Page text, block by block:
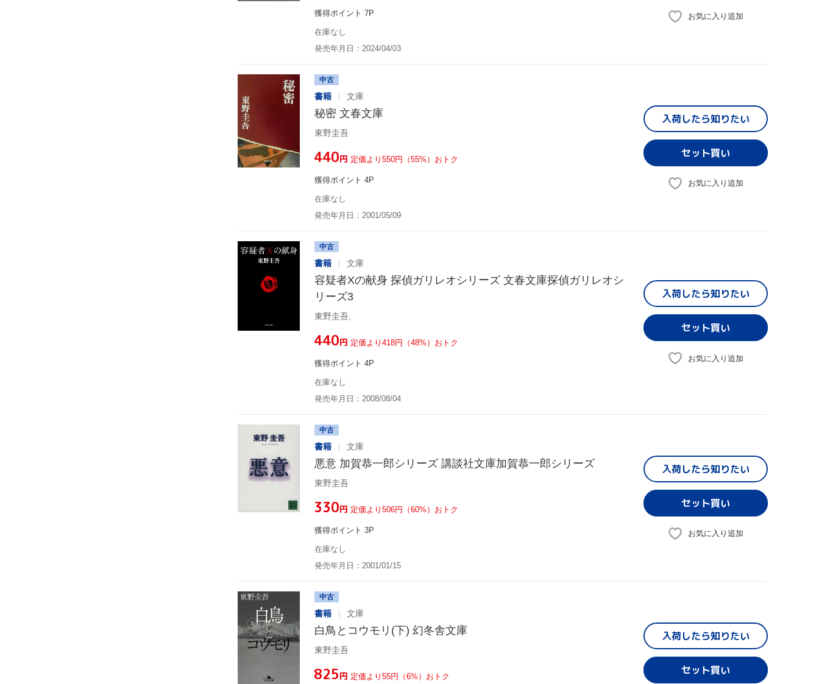
獲得ポイント 7P
在庫なし
発売年月日：2024/04/03
お気に入り追加
中古
書籍 文庫
秘密 文春文庫
東野圭吾
¥440円 定価より550円（55%）おトク
獲得ポイント 4P
在庫なし
発売年月日：2001/05/09
入荷したら知りたい
お気に入り追加
中古
書籍 文庫
容疑者Xの献身 探偵ガリレオシリーズ 文春文庫探偵ガリレオシ
リーズ3
東野圭吾,
¥440円 定価より418円（48%）おトク
獲得ポイント 4P
在庫なし
発売年月日：2008/08/04
入荷したら知りたい
お気に入り追加
中古
書籍 文庫
悪意 加賀恭一郎シリーズ 講談社文庫加賀恭一郎シリーズ
東野圭吾
¥330円 定価より506円（60%）おトク
獲得ポイント 3P
在庫なし
発売年月日：2001/01/15
入荷したら知りたい
お気に入り追加
中古
書籍 文庫
白鳥とコウモリ(下) 幻冬舎文庫
東野圭吾
¥825円 定価より55円（6%）おトク
入荷したら知りたい